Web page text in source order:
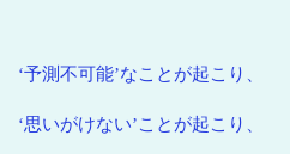
‘予測不可能’なことが起こり、
‘思いがけない’ことが起こり、